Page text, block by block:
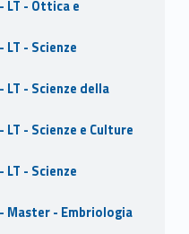
LT - Ottica e
- Scienze
- Scienze della
- Scienze e Culture
- Scienze
Master - Embriologia